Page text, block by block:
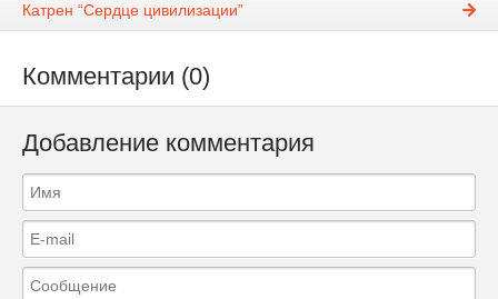
Катрен “Сердце цивилизации”
Комментарии (0)
Добавление комментария